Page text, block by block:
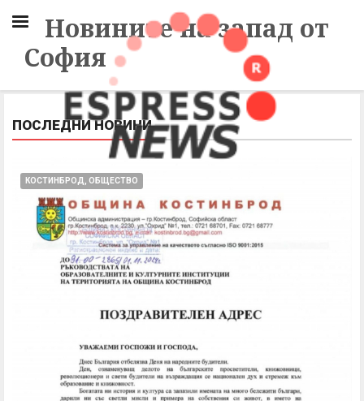
Новините на запад от
София
ПОСЛЕДНИ НОВИНИ
КОСТИНБРОД, ОБЩЕСТВО